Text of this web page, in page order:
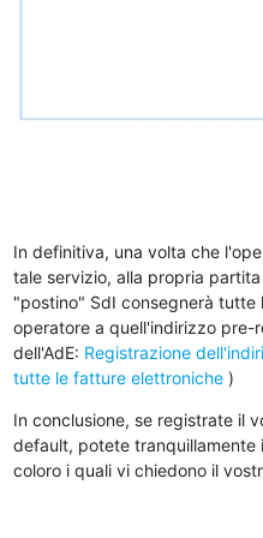
In definitiva, una volta che
tale servizio, alla propria
"postino" SdI consegnerà
operatore a quell'indirizzo pre-
dell'AdE: Registrazione
tutte le fatture elettroniche)
In conclusione, se registrate il
default, potete tranquillamente
coloro i quali vi chiedono il